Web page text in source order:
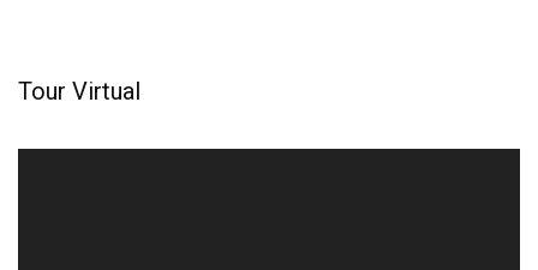
Tour Virtual